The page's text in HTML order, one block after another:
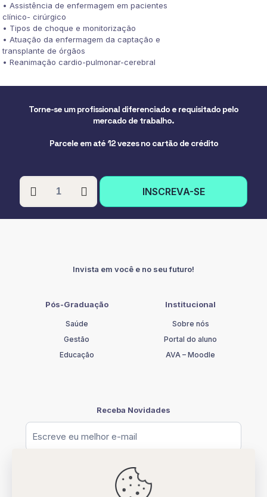
• Assistência de enfermagem em pacientes
clínico- cirúrgico
• Tipos de choque e monitorização
• Atuação da enfermagem da captação e
transplante de órgãos
• Reanimação cardio-pulmonar-cerebral
Torne-se um profissional diferenciado e requisitado pelo
mercado de trabalho.
Parcele em até 12 vezes no cartão de crédito
PÓS-
GRADUAÇÃO
EM
INSCREVA-SE
Invista em você e no seu futuro!
Pós-Graduação
Saúde
Gestão
Educação
Institucional
Sobre nós
Portal do aluno
AVA – Moodle
Receba Novidades